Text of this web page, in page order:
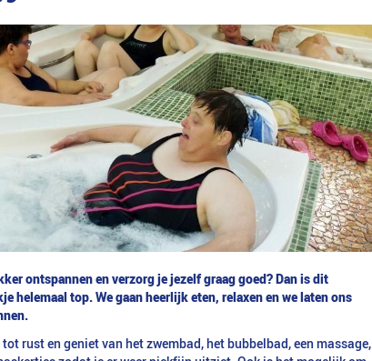
ontspannen en verzorg je jezelf graag goed? Dan is dit
helemaal top. We gaan heerlijk eten, relaxen en we laten ons
rust en geniet van het zwembad, het bubbelbad, een massage,